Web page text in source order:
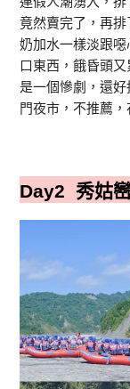
竟然賣完了，再
奶加水一樣淡跟
口東西，餓昏頭
是一個慘劇，還
門夜市，不推薦
Day2 秀姑